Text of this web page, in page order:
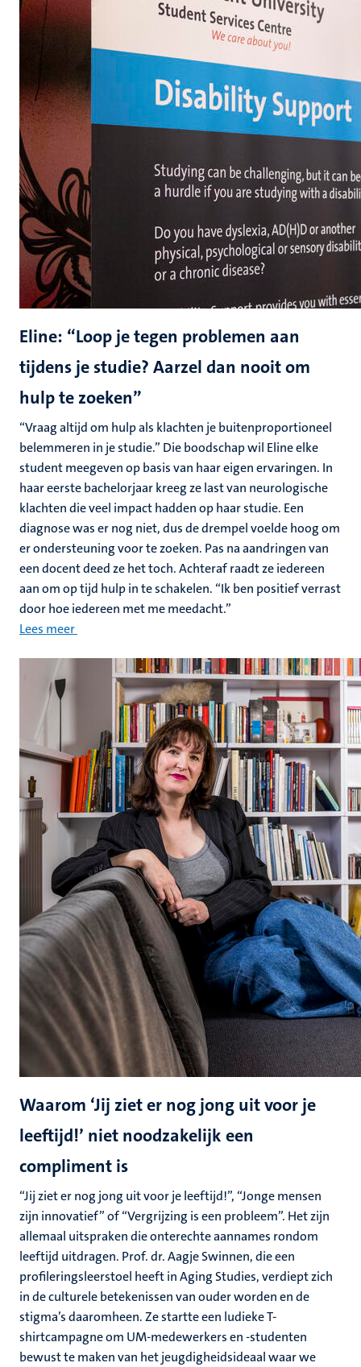
Eline: “Loop je tegen problemen aan
tijdens je studie? Aarzel dan nooit om
hulp te zoeken”
“Vraag altijd om hulp als klachten je buitenproportioneel
belemmeren in je studie.” Die boodschap wil Eline elke
student meegeven op basis van haar eigen ervaringen. In
haar eerste bachelorjaar kreeg ze last van neurologische
klachten die veel impact hadden op haar studie. Een
diagnose was er nog niet, dus de drempel voelde hoog om
er ondersteuning voor te zoeken. Pas na aandringen van
een docent deed ze het toch. Achteraf raadt ze iedereen
aan om op tijd hulp in te schakelen. “Ik ben positief verrast
door hoe iedereen met me meedacht.”
Lees meer
Waarom ‘Jij ziet er nog jong uit voor je
leeftijd!’ niet noodzakelijk een
compliment is
“Jij ziet er nog jong uit voor je leeftijd!”, “Jonge mensen
zijn innovatief” of “Vergrijzing is een probleem”. Het zijn
allemaal uitspraken die onterechte aannames rondom
leeftijd uitdragen. Prof. dr. Aagje Swinnen, die een
profileringsleerstoel heeft in Aging Studies, verdiept zich
in de culturele betekenissen van ouder worden en de
stigma’s daaromheen. Ze startte een ludieke T-
shirtcampagne om UM-medewerkers en -studenten
bewust te maken van het jeugdigheidsideaal waar we